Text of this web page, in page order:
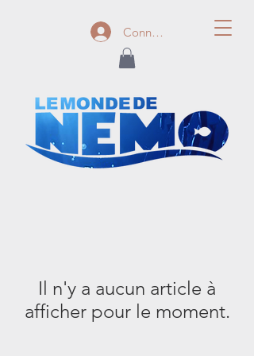
Connexion
Il n'y a aucun article à
afficher pour le moment.